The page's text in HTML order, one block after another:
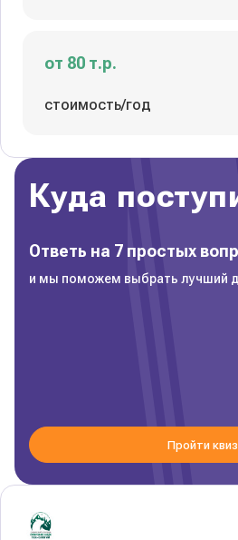
от 80 т.р.
стоимость/год
Куда
Ответь на 7 простых
и мы поможем выбрать лучший
Пройти квиз